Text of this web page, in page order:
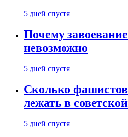
5 дней спустя
Почему
невозможно
5 дней спустя
Сколько фашистов
лежать в
5 дней спустя